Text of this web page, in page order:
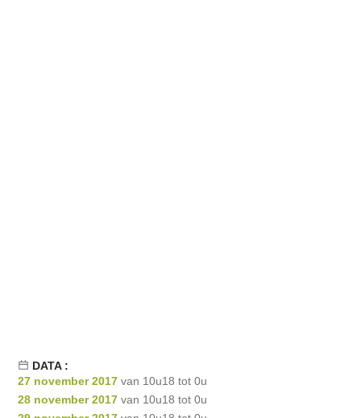
DATA :
27 november 2017 van 10u18 tot 0u
28 november 2017 van 10u18 tot 0u